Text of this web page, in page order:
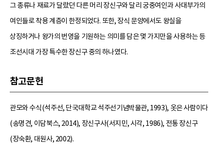
그 종류나 재료가 달랐던 다른 머리 장신구와 달리 궁중여인과 사대부가의
여인들로 착용 계층이 한정되었다. 또한, 장식 문양에서도 왕실을
상징하거나 왕가의 번영을 기원하는 의미를 담은 몇 가지만을 사용하는 등
조선시대 가장 특수한 장신구 중의 하나였다.
참고문헌
관모와 수식(석주선, 단국대학교 석주선기념박물관, 1993), 옷은 사람이다
(송명견, 이담북스, 2014), 장신구사(서지민, 시각, 1986), 전통 장신구
(장숙환, 대원사, 2002).